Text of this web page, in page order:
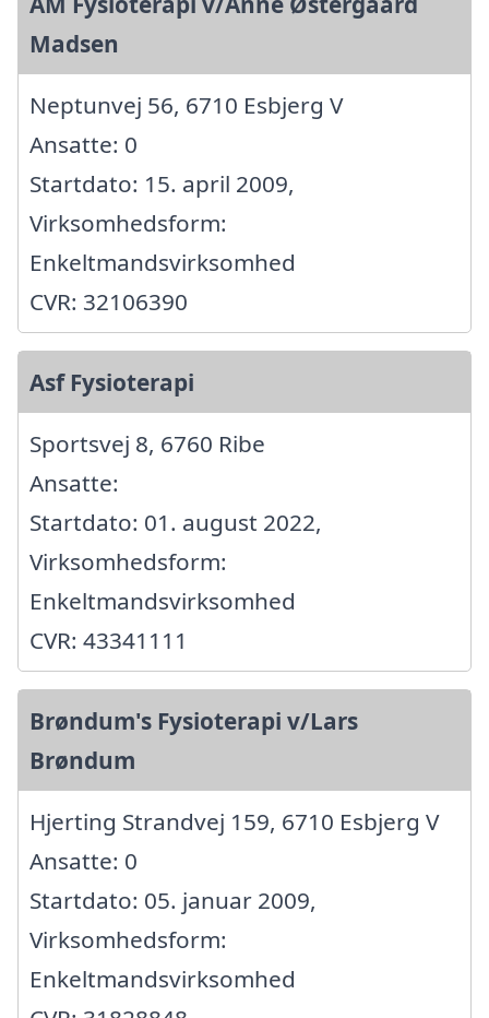
Madsen
Neptunvej 56, 6710 Esbjerg V
Ansatte: 0
Startdato: 15. april 2009,
Virksomhedsform:
Enkeltmandsvirksomhed
CVR: 32106390
Asf Fysioterapi
Sportsvej 8, 6760 Ribe
Ansatte:
Startdato: 01. august 2022,
Virksomhedsform:
Enkeltmandsvirksomhed
CVR: 43341111
Brøndum's Fysioterapi v/Lars
Brøndum
Hjerting Strandvej 159, 6710 Esbjerg V
Ansatte: 0
Startdato: 05. januar 2009,
Virksomhedsform:
Enkeltmandsvirksomhed